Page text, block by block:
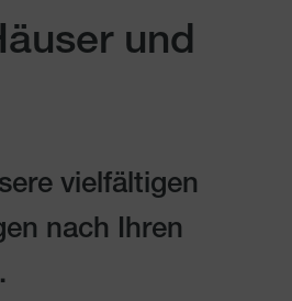
und
vielfältigen
nach Ihren